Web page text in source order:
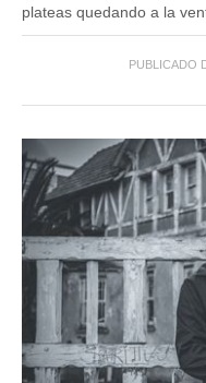
plateas quedando a la
PUBLICADO